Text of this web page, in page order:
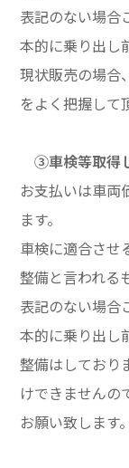
表記のない場合
本的に乗り出し
現状販売の場合
をよく把握して
③車検等取得
お支払いは車両
ます。
車検に適合させ
整備と言われる
表記のない場合
本的に乗り出し
整備はしており
けできませんの
お願い致します。